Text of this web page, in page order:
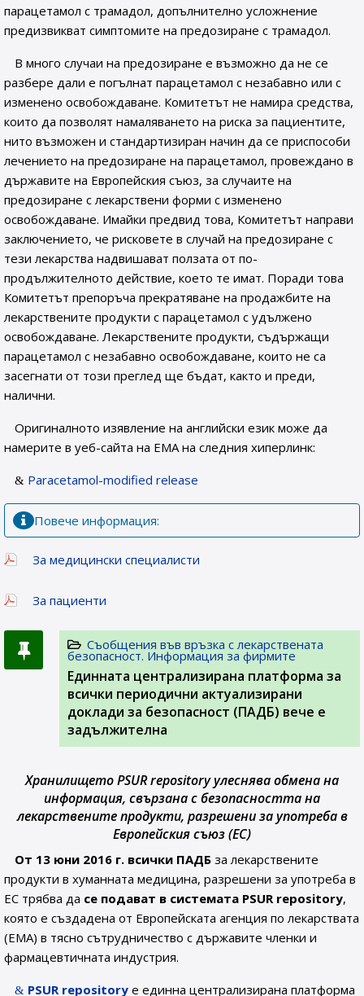
парацетамол с трамадол, допълнително усложнение
предизвикват симптомите на предозиране с трамадол.
В много случаи на предозиране е възможно да не се
разбере дали е погълнат парацетамол с незабавно или с
изменено освобождаване. Комитетът не намира средства,
които да позволят намаляването на риска за пациентите,
нито възможен и стандартизиран начин да се приспособи
лечението на предозиране на парацетамол, провеждано в
държавите на Европейския съюз, за случаите на
предозиране с лекарствени форми с изменено
освобождаване. Имайки предвид това, Комитетът направи
заключението, че рисковете в случай на предозиране с
тези лекарства надвишават ползата от по-
продължителното действие, което те имат. Поради това
Комитетът препоръча прекратяване на продажбите на
лекарствените продукти с парацетамол с удължено
освобождаване. Лекарствените продукти, съдържащи
парацетамол с незабавно освобождаване, които не са
засегнати от този преглед ще бъдат, както и преди,
налични.
Оригиналното изявление на английски език може да
намерите в уеб-сайта на ЕМА на следния хиперлинк:
Paracetamol-modified release
Повече информация:
За медицински специалисти
За пациенти
Съобщения във връзка с лекарствената
безопасност. Информация за фирмите
Единната централизирана платформа за
всички периодични актуализирани
доклади за безопасност (ПАДБ) вече е
задължителна
Хранилището PSUR repository улеснява обмена на
информация, свързана с безопасността на
лекарствените продукти, разрешени за употреба в
Европейския съюз (ЕС)
От 13 юни 2016 г. всички ПАДБ за лекарствените
продукти в хуманната медицина, разрешени за употреба в
ЕС трябва да се подават в системата PSUR repository,
която е създадена от Европейската агенция по лекарствата
(ЕМА) в тяснo сътрудничество с държавите членки и
фармацевтичната индустрия.
PSUR repository е единна централизирана платформа